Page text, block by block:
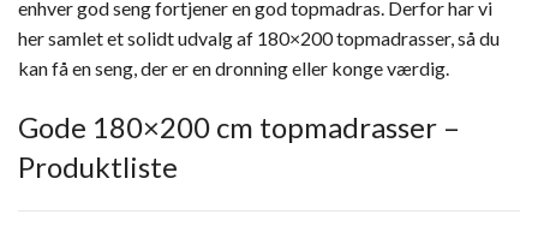
enhver god seng fortjener en god topmadras. Derfor har vi
her samlet et solidt udvalg af 180×200 topmadrasser, så du
kan få en seng, der er en dronning eller konge værdig.
Gode 180×200 cm topmadrasser –
Produktliste